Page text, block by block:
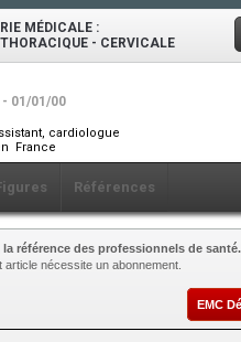
MÉDICALE :
- CERVICALE
- 01/01/00
cardiologue
France
Références
référence des professionnels de santé.
article nécessite un abonnement.
EMC